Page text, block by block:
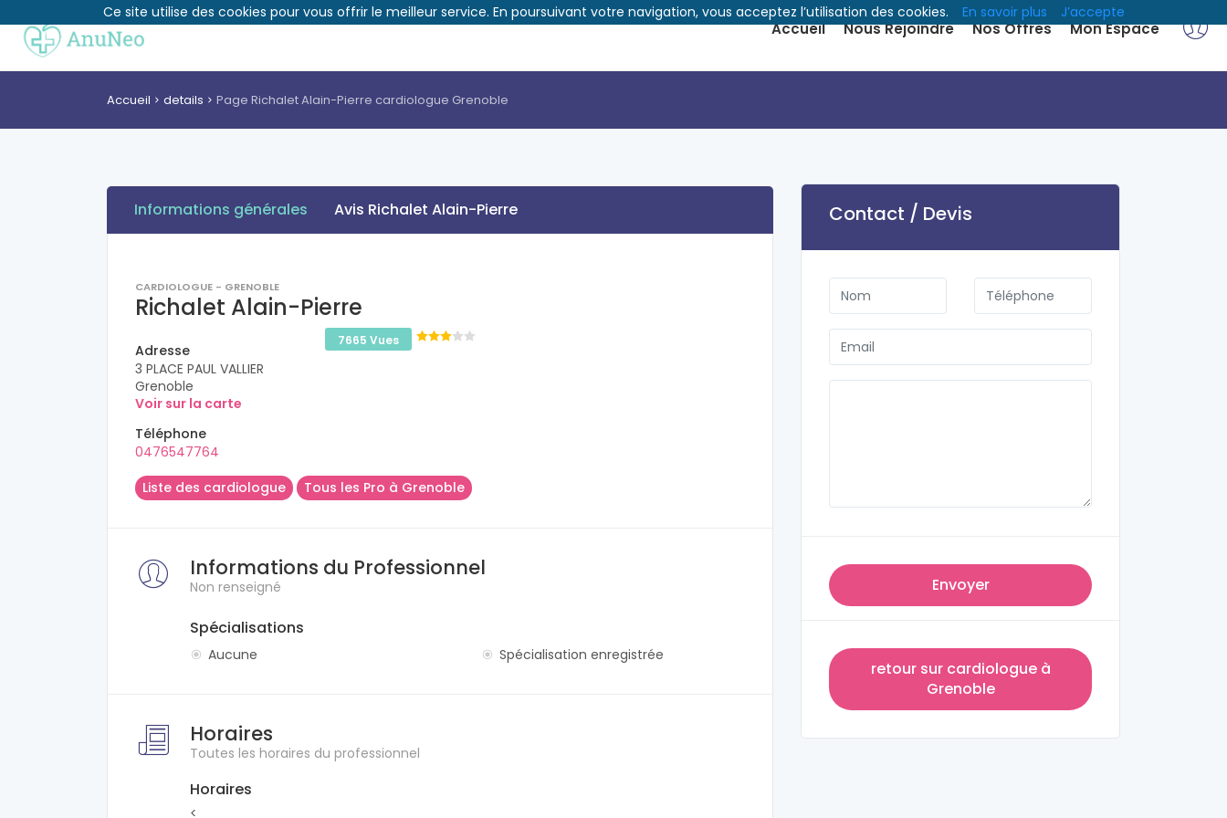
Accueil Nous Rejoindre Nos Offres Mon Espace
Accueil details Page Richalet Alain-Pierre cardiologue Grenoble
Informations générales Avis Richalet Alain-Pierre
CARDIOLOGUE - GRENOBLE
Richalet Alain-Pierre
7665 Vues
Adresse
3 PLACE PAUL VALLIER
Grenoble
Voir sur la carte
Téléphone
0476547764
Liste des cardiologue
Tous les Pro à Grenoble
Informations du Professionnel
Non renseigné
Spécialisations
Aucune Spécialisation enregistrée
Horaires
Toutes les horaires du professionnel
Horaires
<
Contact / Devis
Envoyer
retour sur cardiologue à
Grenoble
Ce site utilise des cookies pour vous offrir le meilleur service. En poursuivant votre navigation, vous acceptez l’utilisation des cookies. En savoir plus J’accepte